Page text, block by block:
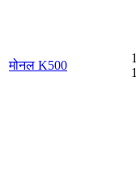
मोनल K500